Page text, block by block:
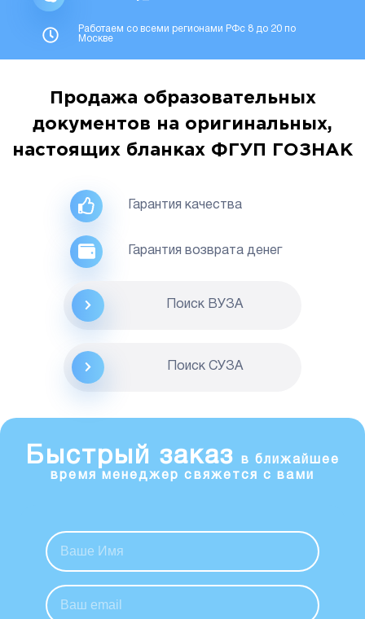
Работаем со всеми регионами РФс 8 до 20 по
Москве
Продажа образовательных
документов на оригинальных,
настоящих бланках ФГУП ГОЗНАК
Гарантия качества
Гарантия возврата денег
Поиск ВУЗА
Поиск CУЗА
Быстрый заказ
в ближайшее
время менеджер свяжется с вами